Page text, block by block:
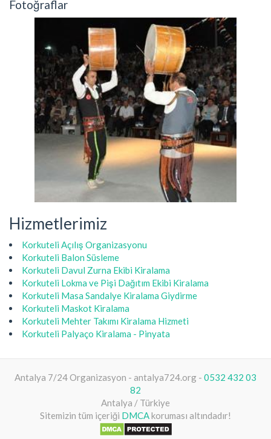
Fotoğraflar
Hizmetlerimiz
Korkuteli Açılış Organizasyonu
Korkuteli Balon Süsleme
Korkuteli Davul Zurna Ekibi Kiralama
Korkuteli Lokma ve Pişi Dağıtım Ekibi Kiralama
Korkuteli Masa Sandalye Kiralama Giydirme
Korkuteli Maskot Kiralama
Korkuteli Mehter Takımı Kiralama Hizmeti
Korkuteli Palyaço Kiralama - Pinyata
Antalya 7/24 Organizasyon - antalya724.org - 0532 432 03
82
Antalya / Türkiye
Sitemizin tüm içeriği DMCAkoruması altındadır!